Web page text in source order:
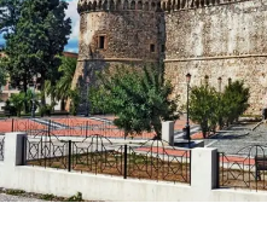
EVENTI
SPORT
Streaming
LAC TV